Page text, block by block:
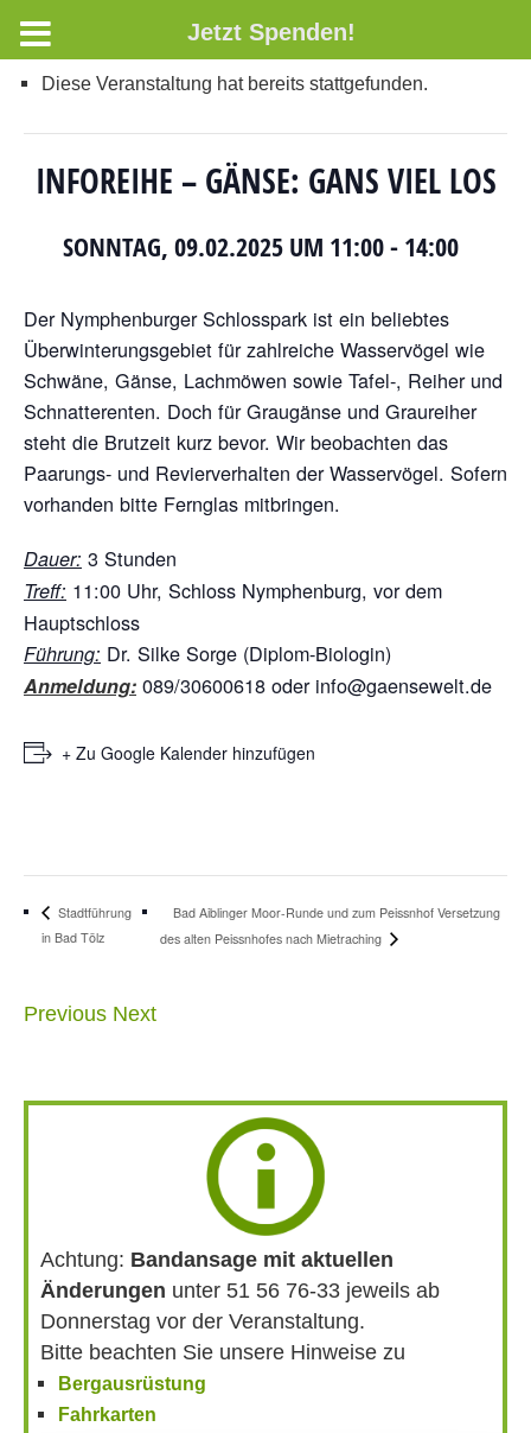
Diese Veranstaltung hat bereits stattgefunden.
INFOREIHE – GÄNSE: GANS VIEL LOS
SONNTAG, 09.02.2025 UM 11:00- 14:00
Der Nymphenburger Schlosspark ist ein beliebtes
Überwinterungsgebiet für zahlreiche Wasservögel wie
Schwäne, Gänse, Lachmöwen sowie Tafel-, Reiher und
Schnatterenten. Doch für Graugänse und Graureiher
steht die Brutzeit kurz bevor. Wir beobachten das
Paarungs- und Revierverhalten der Wasservögel. Sofern
vorhanden bitte Fernglas mitbringen.
Dauer: 3 Stunden
Treff: 11:00 Uhr, Schloss Nymphenburg, vor dem
Hauptschloss
Führung: Dr. Silke Sorge (Diplom-Biologin)
Anmeldung: 089/30600618 oder info@gaensewelt.de
+ Zu Google Kalender hinzufügen
Stadtführung
in Bad Tölz
Bad Aiblinger Moor-Runde und zum Peissnhof Versetzung
des alten Peissnhofes nach Mietraching
Previous Next
Achtung: Bandansage mit aktuellen
Änderungen unter 51 56 76-33 jeweils ab
Donnerstag vor der Veranstaltung.
Bitte beachten Sie unsere Hinweise zu
Bergausrüstung
Fahrkarten
Jetzt Spenden!